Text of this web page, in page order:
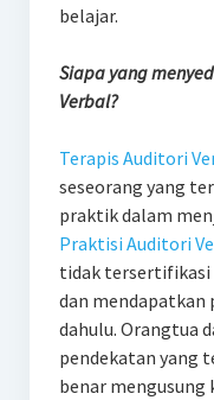
belajar.
Siapa yang
Verbal?
Terapis Auditori
seseorang yang
praktik dalam
Praktisi Auditori
tidak tersertifikasi
dan
dahulu. Orangtua
pendekatan yang
benar